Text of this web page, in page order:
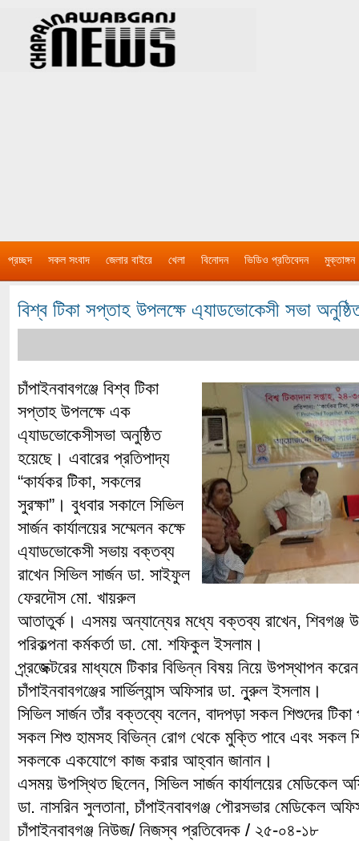
প্রচ্ছদ সকল সংবাদ জেলার বাইরে খেলা বিনোদন ভিডিও প্রতিবেদন মুক্তাঙ্গন
বিশ্ব টিকা সপ্তাহ উপলক্ষে এ্যাডভোকেসী সভা
চাঁপাইনবাবগঞ্জে বিশ্ব টিকা
সপ্তাহ উপলক্ষে এক
এ্যাডভোকেসীসভা অনুষ্ঠিত
হয়েছে। এবারের প্রতিপাদ্য
“কার্যকর টিকা, সকলের
সুরক্ষা”। বুধবার সকালে সিভিল
সার্জন কার্যালয়ের সম্মেলন কক্ষে
এ্যাডভোকেসী সভায় বক্তব্য
রাখেন সিভিল সার্জন ডা. সাইফুল
ফেরদৌস মো. খায়রুল
আতাতুর্ক। এসময় অন্যান্যের মধ্যে বক্তব্য রাখেন, শিবগঞ্জ
পরিকল্পনা কর্মকর্তা ডা. মো. শফিকুল ইসলাম।
প্র্রজেক্টরের মাধ্যমে টিকার বিভিন্ন বিষয় নিয়ে উপস্থাপন
চাঁপাইনবাবগঞ্জের সার্ভিল্যান্স অফিসার ডা. নুুরুল ইসলাম।
সিভিল সার্জন তাঁর বক্তব্যে বলেন, বাদপড়া সকল শিশুদের টিকা
সকল শিশু হামসহ বিভিন্ন রোগ থেকে মুক্তি পাবে এবং সকল
সকলকে একযোগে কাজ করার আহ্বান জানান।
এসময় উপস্থিত ছিলেন, সিভিল সার্জন কার্যালয়ের মেডিকেল
ডা. নাসরিন সুলতানা, চাঁপাইনবাবগঞ্জ পৌরসভার মেডিকেল
চাঁপাইনবাবগঞ্জ নিউজ/ নিজস্ব প্রতিবেদক / ২৫-০৪-১৮